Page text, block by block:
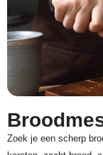
Zoek je een scherp